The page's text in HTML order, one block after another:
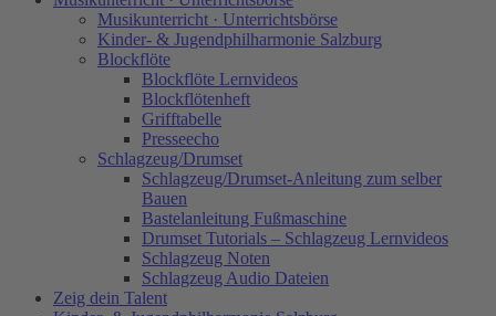
Musikunterricht · Unterrichtsbörse
Kinder- & Jugendphilharmonie Salzburg
Blockflöte
Blockflöte Lernvideos
Blockflötenheft
Grifftabelle
Presseecho
Schlagzeug/Drumset
Schlagzeug/Drumset-Anleitung zum selber
Bauen
Bastelanleitung Fußmaschine
Drumset Tutorials – Schlagzeug Lernvideos
Schlagzeug Noten
Schlagzeug Audio Dateien
Zeig dein Talent